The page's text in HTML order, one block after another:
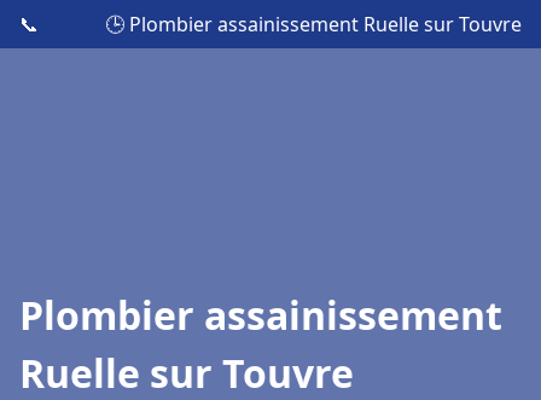
📞 🕒 Plombier assainissement Ruelle sur Touvre
Plombier assainissement
Ruelle sur Touvre